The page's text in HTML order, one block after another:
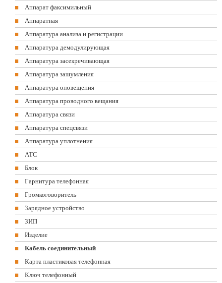
Аппарат факсимильный
Аппаратная
Аппаратура анализа и регистрации
Аппаратура демодулирующая
Аппаратура засекречивающая
Аппаратура зашумления
Аппаратура оповещения
Аппаратура проводного вещания
Аппаратура связи
Аппаратура спецсвязи
Аппаратура уплотнения
АТС
Блок
Гарнитура телефонная
Громкоговоритель
Зарядное устройство
ЗИП
Изделие
Кабель соединительный
Карта пластиковая телефонная
Ключ телефонный